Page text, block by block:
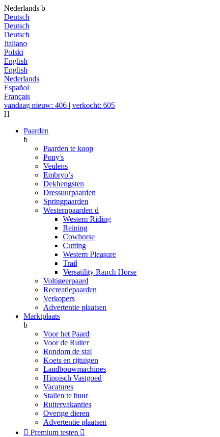
Nederlands b
Deutsch
Deutsch
Deutsch
Italiano
Polski
English
English
Nederlands
Español
Français
vandaag nieuw: 406 | verkocht: 605
H
Paarden
b
Paarden te koop
Pony's
Veulens
Embryo’s
Dekhengsten
Dressuurpaarden
Springpaarden
Westernpaarden d
Western Riding
Reining
Cowhorse
Cutting
Western Pleasure
Trail
Versatility Ranch Horse
Voltigeerpaard
Recreatiepaarden
Verkopers
Advertentie plaatsen
Marktplaats
b
Voor het Paard
Voor de Ruiter
Rondom de stal
Koets en rijtuigen
Landbouwmachines
Hippisch Vastgoed
Vacatures
Stallen te huur
Ruitervakanties
Overige dieren
Advertentie plaatsen
 Premium testen 